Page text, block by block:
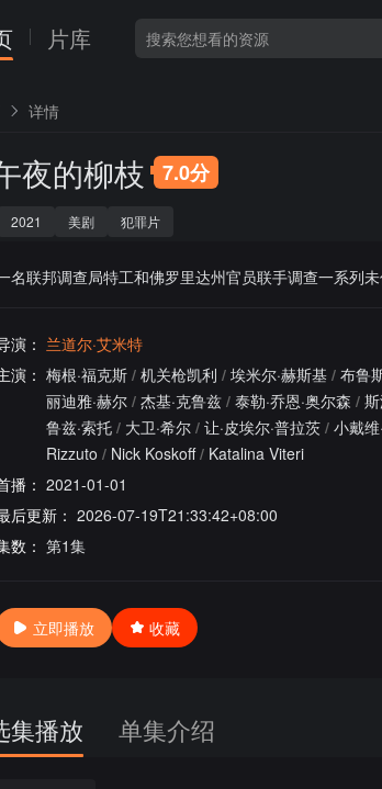
片库
详情
夜的柳枝 7.0分
2021 美剧 犯罪片
名联邦调查局特工和佛罗里达州官员联手调查一系列未
演： 兰道尔·艾米特
演： 梅根·福克斯 / 机关枪凯利 / 埃米尔·赫斯基 / 布鲁
丽迪雅·赫尔 / 杰基·克鲁兹 / 泰勒·乔恩·奥尔森 /
鲁兹·索托 / 大卫·希尔 / 让·皮埃尔·普拉茨 / 小戴维
Rizzuto / Nick Koskoff / Katalina Viteri
播： 2021-01-01
后更新： 2026-07-19T21:33:42+08:00
数： 第1集
立即播放 收藏
集播放 单集介绍